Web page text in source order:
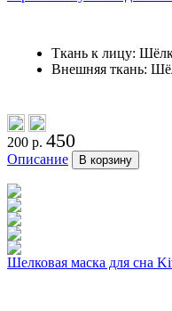
Ткань к лицу:
Внешняя ткань:
200 р. 450
Описание В корзину
Шелковая маска для сна